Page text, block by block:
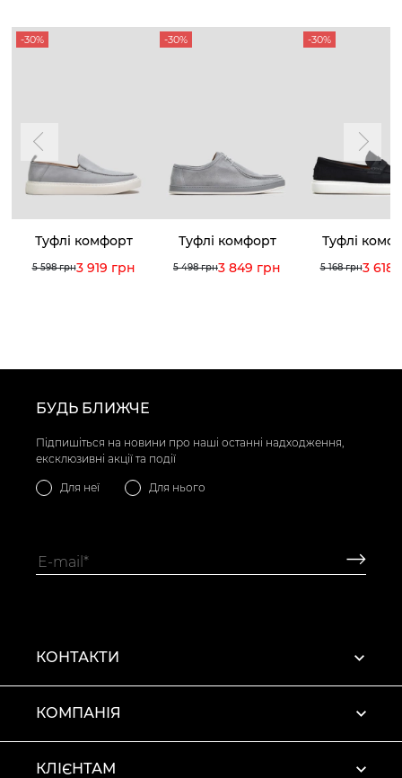
-30%
Туфлі комфорт
5 598 грн3 919 грн
-30%
Туфлі комфорт
5 498 грн3 849 грн
-30%
Туфлі
5 168 грн3 618
БУДЬ БЛИЖЧЕ
Підпишіться на новини про наші останні надходження,
ексклюзивні акції та події
Для неї Для нього
КОНТАКТИ
КОМПАНІЯ
КЛІЄНТАМ